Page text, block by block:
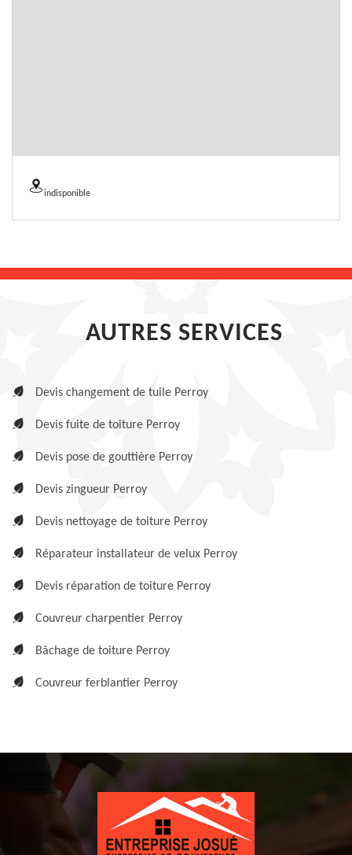
indisponible
AUTRES SERVICES
Devis changement de tuile Perroy
Devis fuite de toiture Perroy
Devis pose de gouttière Perroy
Devis zingueur Perroy
Devis nettoyage de toiture Perroy
Réparateur installateur de velux Perroy
Devis réparation de toiture Perroy
Couvreur charpentier Perroy
Bâchage de toiture Perroy
Couvreur ferblantier Perroy